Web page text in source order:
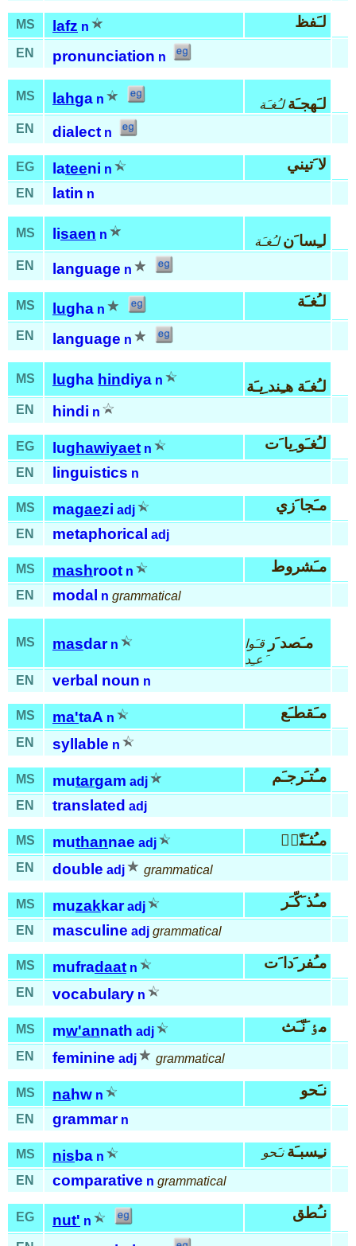
MS lafz n لـَفظ
EN pronunciation n
MS lahga n لـَهجـَة لـُغـَة
EN
dialect n
EG lateeni n لا َتيني
EN latin n
MS lisaen n لـِسا َن لـُغـَة
EN
language n
MS lugha n لـُغـَة
EN language n
MS lugha hindiya n لـُغـَة هـِند ِيـَة
EN hindi n
EG lughawiyaet n لـُغـَو ِيا َت
EN linguistics n
MS magaezi adj مـَجا َزي
EN metaphorical adj
MS mashroot n مـَشروط
EN modal n grammatical
MS masdar n مـَصد َر قـَوا
َعـِد
EN
verbal noun n
MS ma'taA n مـَقطـَع
EN syllable n
MS mutargam adj مـُتـَرجـَم
EN translated adj
MS muthannae adj مـُثـَنّىۤ
EN double adj grammatical
MS muzakkar adj مـُذ َكّـَر
EN masculine adj grammatical
MS mufradaat n مـُفر َدا َت
EN vocabulary n
MS mw'annath adj مٶ َنّـَث
EN feminine adj grammatical
MS nahw n نـَحو
EN grammar n
MS nisba n نـِسبـَة نـَحو
EN comparative n grammatical
EG nut' n نـُطق